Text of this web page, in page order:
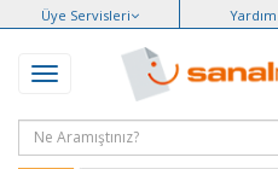
Üye Servisleri Yardım